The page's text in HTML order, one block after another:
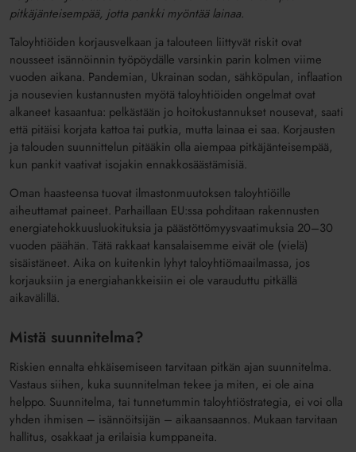
pitkäjänteisempää, jotta pankki myöntää lainaa.
Taloyhtiöiden korjausvelkaan ja talouteen liittyvät riskit ovat
nousseet isännöinnin työpöydälle varsinkin parin kolmen viime
vuoden aikana. Pandemian, Ukrainan sodan, sähköpulan, inflaation
ja nousevien kustannusten myötä taloyhtiöiden ongelmat ovat
alkaneet kasaantua: pelkästään jo hoitokustannukset nousevat, saati
että pitäisi korjata kattoa tai putkia, mutta lainaa ei saa. Korjausten
ja talouden suunnittelun pitääkin olla aiempaa pitkäjänteisempää,
kun pankit vaativat isojakin ennakkosäästämisiä.
Oman haasteensa tuovat ilmastonmuutoksen taloyhtiöille
aiheuttamat paineet. Parhaillaan EU:ssa pohditaan rakennusten
energiatehokkuusluokituksia ja päästöttömyysvaatimuksia 20–30
vuoden päähän. Tätä rakkaat kansalaisemme eivät ole (vielä)
sisäistäneet. Aika on kuitenkin lyhyt taloyhtiömaailmassa, jos
korjauksiin ja energiahankkeisiin ei ole varauduttu pitkällä
aikavälillä.
Mistä suunnitelma?
Riskien ennalta ehkäisemiseen tarvitaan pitkän ajan suunnitelma.
Vastaus siihen, kuka suunnitelman tekee ja miten, ei ole aina
helppo. Suunnitelma, tai tunnetummin taloyhtiöstrategia, ei voi olla
yhden ihmisen – isännöitsijän – aikaansaannos. Mukaan tarvitaan
hallitus, osakkaat ja erilaisia kumppaneita.